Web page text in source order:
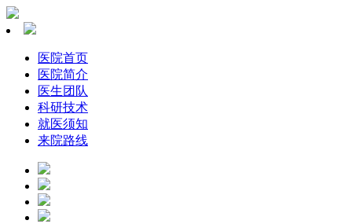
医院首页
医院简介
医生团队
科研技术
就医须知
来院路线